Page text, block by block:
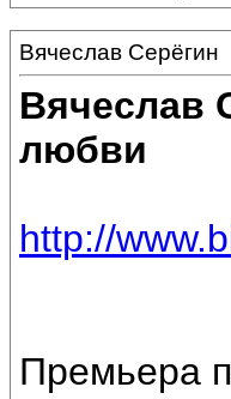
Вячеслав Серёгин
Вячеслав
любви
http://
Премьера